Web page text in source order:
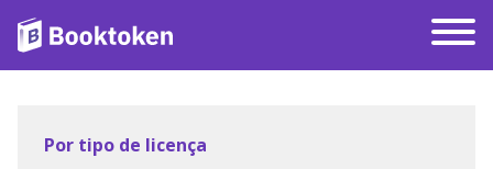
Por tipo de licença